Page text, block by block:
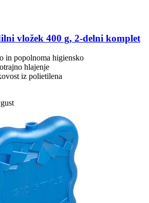
vložek 400 g, 2-​delni komplet
in popolnoma higiensko
hlajenje
iz polietilena